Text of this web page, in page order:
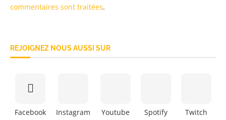
commentaires sont traitées.
REJOIGNEZ NOUS AUSSI SUR
Facebook Instagram Youtube Spotify Twitch